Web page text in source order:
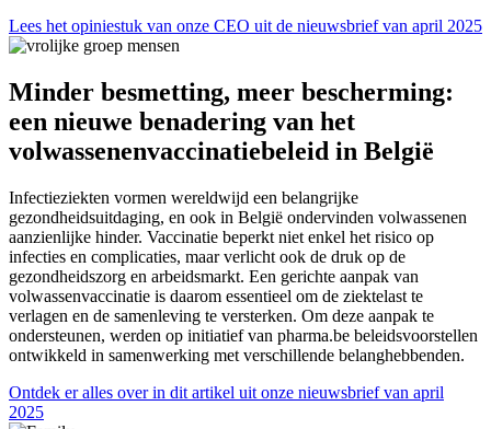
Lees het opiniestuk van onze CEO uit de nieuwsbrief van april 2025
Minder besmetting, meer bescherming:
een nieuwe benadering van het
volwassenenvaccinatiebeleid in België
Infectieziekten vormen wereldwijd een belangrijke
gezondheidsuitdaging, en ook in België ondervinden volwassenen
aanzienlijke hinder. Vaccinatie beperkt niet enkel het risico op
infecties en complicaties, maar verlicht ook de druk op de
gezondheidszorg en arbeidsmarkt. Een gerichte aanpak van
volwassenvaccinatie is daarom essentieel om de ziektelast te
verlagen en de samenleving te versterken. Om deze aanpak te
ondersteunen, werden op initiatief van pharma.be beleidsvoorstellen
ontwikkeld in samenwerking met verschillende belanghebbenden.
Ontdek er alles over in dit artikel uit onze nieuwsbrief van april
2025